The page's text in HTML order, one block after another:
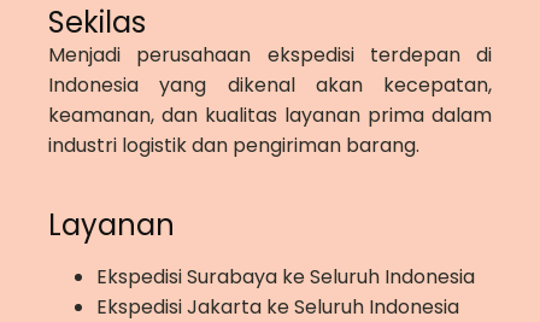
Sekilas
Menjadi perusahaan ekspedisi terdepan di
Indonesia yang dikenal akan kecepatan,
keamanan, dan kualitas layanan prima dalam
industri logistik dan pengiriman barang.
Layanan
Ekspedisi Surabaya ke Seluruh Indonesia
Ekspedisi Jakarta ke Seluruh Indonesia